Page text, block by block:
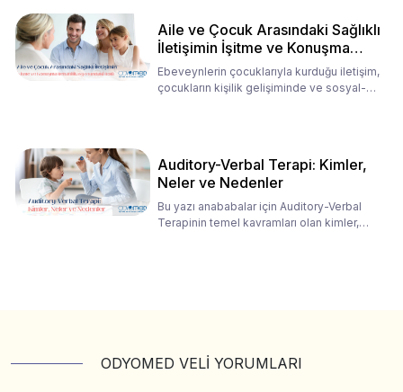
Aile ve Çocuk Arasındaki Sağlıklı
İletişimin İşitme ve Konuşma
Rehabilitasyonundaki Rolü
Ebeveynlerin çocuklarıyla kurduğu iletişim,
çocukların kişilik gelişiminde ve sosyal-
Auditory-Verbal Terapi: Kimler,
Neler ve Nedenler
Bu yazı anababalar için Auditory-Verbal
Terapinin temel kavramları olan kimler,
ODYOMED VELİ YORUMLARI